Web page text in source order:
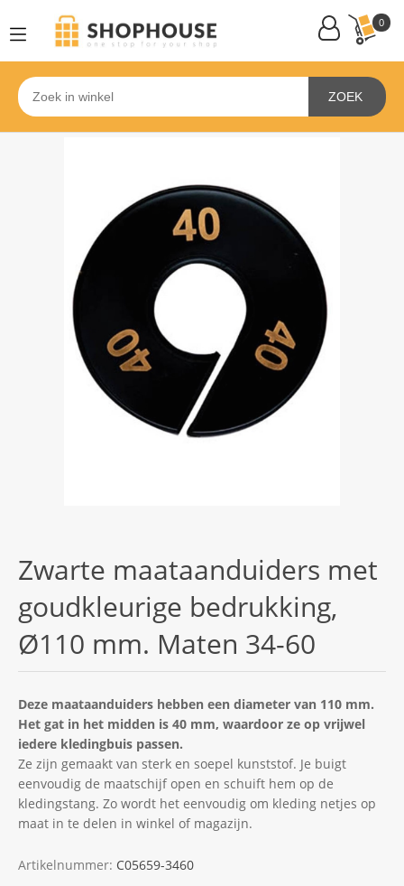
0
ZOEK
Zwarte maataanduiders met
goudkleurige bedrukking,
Ø110 mm. Maten 34-60
Deze maataanduiders hebben een diameter van 110 mm.
Het gat in het midden is 40 mm, waardoor ze op vrijwel
iedere kledingbuis passen.
Ze zijn gemaakt van sterk en soepel kunststof. Je buigt
eenvoudig de maatschijf open en schuift hem op de
kledingstang. Zo wordt het eenvoudig om kleding netjes op
maat in te delen in winkel of magazijn.
Artikelnummer: C05659-3460